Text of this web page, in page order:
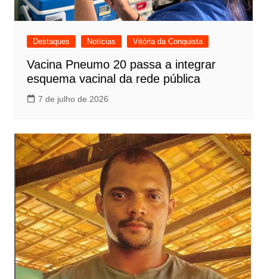
Destaques Notícias Vitória da Conquista
Vacina Pneumo 20 passa a integrar
esquema vacinal da rede pública
7 de julho de 2026